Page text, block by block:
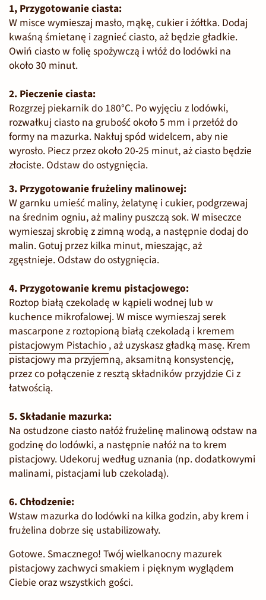
1, Przygotowanie ciasta:
W misce wymieszaj masło, mąkę, cukier i żółtka. Dodaj
kwaśną śmietanę i zagnieć ciasto, aż będzie gładkie.
Owiń ciasto w folię spożywczą i włóż do lodówki na
około 30 minut.
2. Pieczenie ciasta:
Rozgrzej piekarnik do 180°C. Po wyjęciu z lodówki,
rozwałkuj ciasto na grubość około 5 mm i przełóż do
formy na mazurka. Nakłuj spód widelcem, aby nie
wyrosło. Piecz przez około 20-25 minut, aż ciasto będzie
złociste. Odstaw do ostygnięcia.
3. Przygotowanie frużeliny malinowej:
W garnku umieść maliny, żelatynę i cukier, podgrzewaj
na średnim ogniu, aż maliny puszczą sok. W miseczce
wymieszaj skrobię z zimną wodą, a następnie dodaj do
malin. Gotuj przez kilka minut, mieszając, aż
zgęstnieje. Odstaw do ostygnięcia.
4. Przygotowanie kremu pistacjowego:
Roztop białą czekoladę w kąpieli wodnej lub w
kuchence mikrofalowej. W misce wymieszaj serek
mascarpone z roztopioną białą czekoladą i kremem
pistacjowym Pistachio , aż uzyskasz gładką masę. Krem
pistacjowy ma przyjemną, aksamitną konsystencję,
przez co połączenie z resztą składników przyjdzie Ci z
łatwością.
5. Składanie mazurka:
Na ostudzone ciasto nałóż frużelinę malinową odstaw na
godzinę do lodówki, a następnie nałóż na to krem
pistacjowy. Udekoruj według uznania (np. dodatkowymi
malinami, pistacjami lub czekoladą).
6. Chłodzenie:
Wstaw mazurka do lodówki na kilka godzin, aby krem i
frużelina dobrze się ustabilizowały.
Gotowe. Smacznego! Twój wielkanocny mazurek
pistacjowy zachwyci smakiem i pięknym wyglądem
Ciebie oraz wszystkich gości.